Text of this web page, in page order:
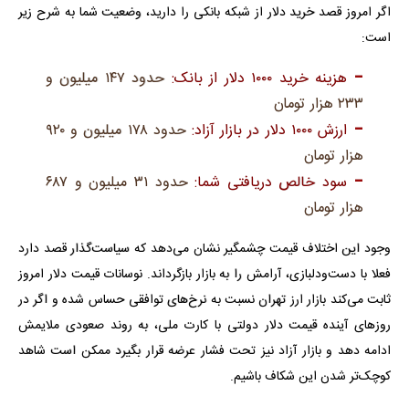
اگر امروز قصد خرید دلار از شبکه بانکی را دارید، وضعیت شما به شرح زیر
است:
هزینه خرید ۱۰۰۰ دلار از بانک:
حدود ۱۴۷ میلیون و
۲۳۳ هزار تومان
ارزش ۱۰۰۰ دلار در بازار آزاد:
حدود ۱۷۸ میلیون و ۹۲۰
هزار تومان
سود خالص دریافتی شما:
حدود ۳۱ میلیون و ۶۸۷
هزار تومان
وجود این اختلاف قیمت چشمگیر نشان می‌دهد که سیاست‌گذار قصد دارد
فعلا با دست‌ودلبازی، آرامش را به بازار بازگرداند. نوسانات قیمت دلار امروز
ثابت می‌کند بازار ارز تهران نسبت به نرخ‌های توافقی حساس شده و اگر در
روزهای آینده قیمت دلار دولتی با کارت ملی، به روند صعودی ملایمش
ادامه دهد و بازار آزاد نیز تحت فشار عرضه قرار بگیرد ممکن است شاهد
کوچک‌تر شدن این شکاف باشیم.